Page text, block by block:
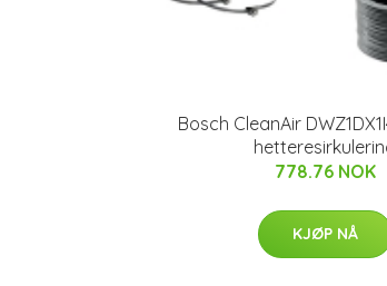
Bosch CleanAir
778.76 NOK
KJØP NÅ